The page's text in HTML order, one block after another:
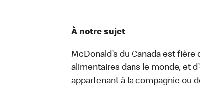
À notre sujet
McDonald’s du Canada est
alimentaires dans le monde, et
appartenant à la compagnie ou